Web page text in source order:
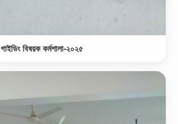
গাইডিং বিষয়ক কর্মশালা-২০২৫